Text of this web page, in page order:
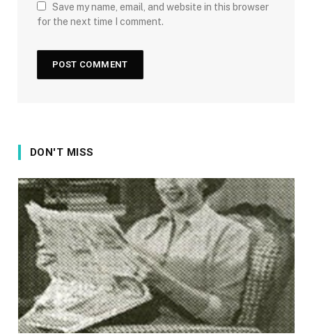
Save my name, email, and website in this browser
for the next time I comment.
DON'T MISS